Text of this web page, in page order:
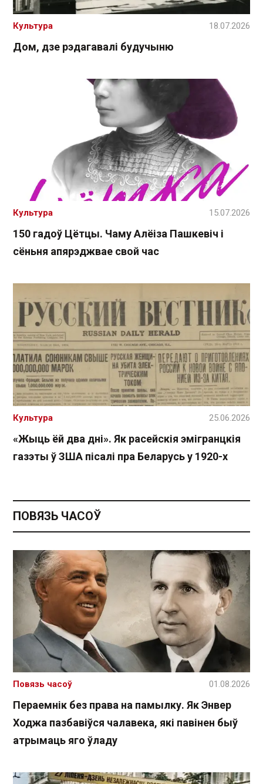
Дом, дзе рэдагавалі будучыню
Культура 18.07.2026
150 гадоў Цётцы. Чаму Алёіза Пашкевіч і
сёньня апярэджвае свой час
Культура 15.07.2026
«Жыць ёй два дні». Як расейскія эмігранцкія
газэты ў ЗША пісалі пра Беларусь у 1920-х
Культура 25.06.2026
ПОВЯЗЬ ЧАСОЎ
Пераемнік без права на памылку. Як Энвер
Ходжа пазбавіўся чалавека, які павінен быў
атрымаць яго ўладу
Повязь часоў 01.08.2026